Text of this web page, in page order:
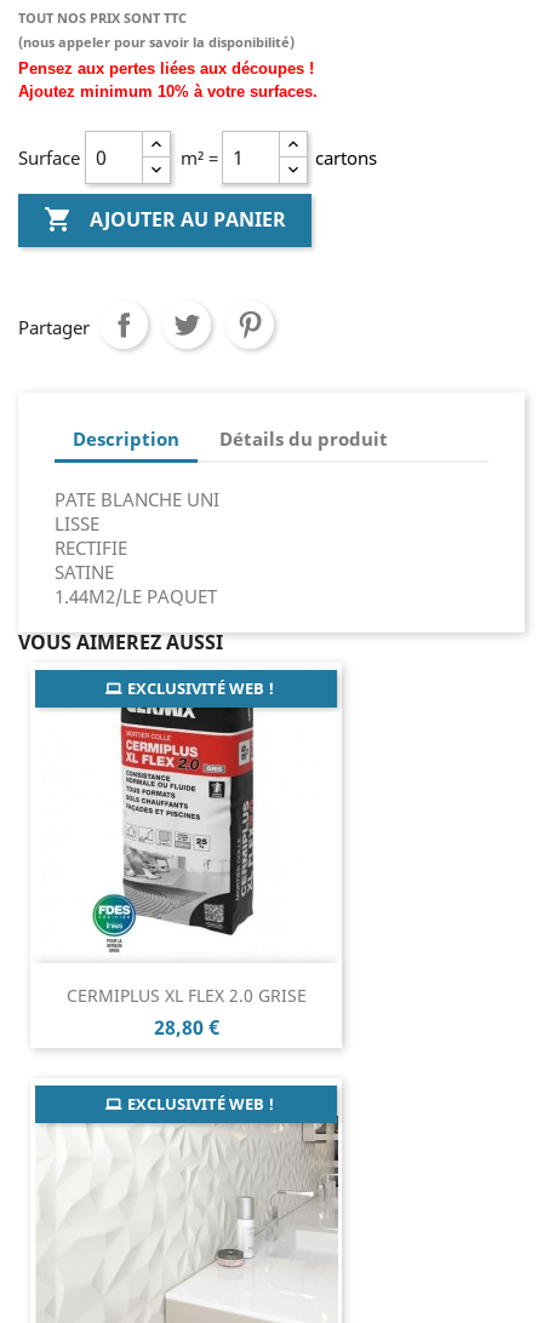
TOUT NOS PRIX SONT TTC
(nous appeler pour savoir la disponibilité)
Pensez aux pertes liées aux découpes !
Ajoutez minimum 10% à votre surfaces.
Surface m² = cartons
 AJOUTER AU PANIER
Partager
Description Détails du produit
PATE BLANCHE UNI
LISSE
RECTIFIE
SATINE
1.44M2/LE PAQUET
VOUS AIMEREZ AUSSI
CERMIPLUS XL FLEX 2.0 GRISE
Prix
28,80 €
EXCLUSIVITÉ WEB !
EXCLUSIVITÉ WEB !